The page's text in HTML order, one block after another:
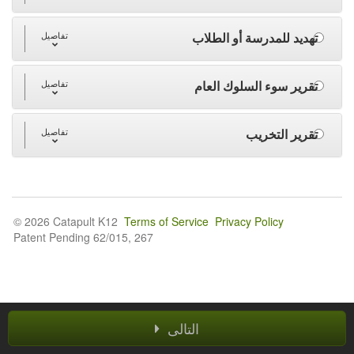
تهديد للمدرسة أو الطلاب تفاصيل
تقرير سوء السلوك العام تفاصيل
تقرير التخريب تفاصيل
التالى
© 2026 Catapult K12 Terms of Service Privacy Policy
Patent Pending 62/015, 267